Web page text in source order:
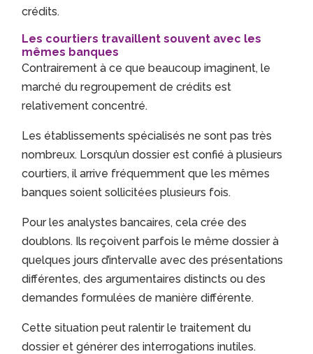
crédits.
Les courtiers travaillent souvent avec les
mêmes banques
Contrairement à ce que beaucoup imaginent, le
marché du regroupement de crédits est
relativement concentré.
Les établissements spécialisés ne sont pas très
nombreux. Lorsqu’un dossier est confié à plusieurs
courtiers, il arrive fréquemment que les mêmes
banques soient sollicitées plusieurs fois.
Pour les analystes bancaires, cela crée des
doublons. Ils reçoivent parfois le même dossier à
quelques jours d’intervalle avec des présentations
différentes, des argumentaires distincts ou des
demandes formulées de manière différente.
Cette situation peut ralentir le traitement du
dossier et générer des interrogations inutiles.